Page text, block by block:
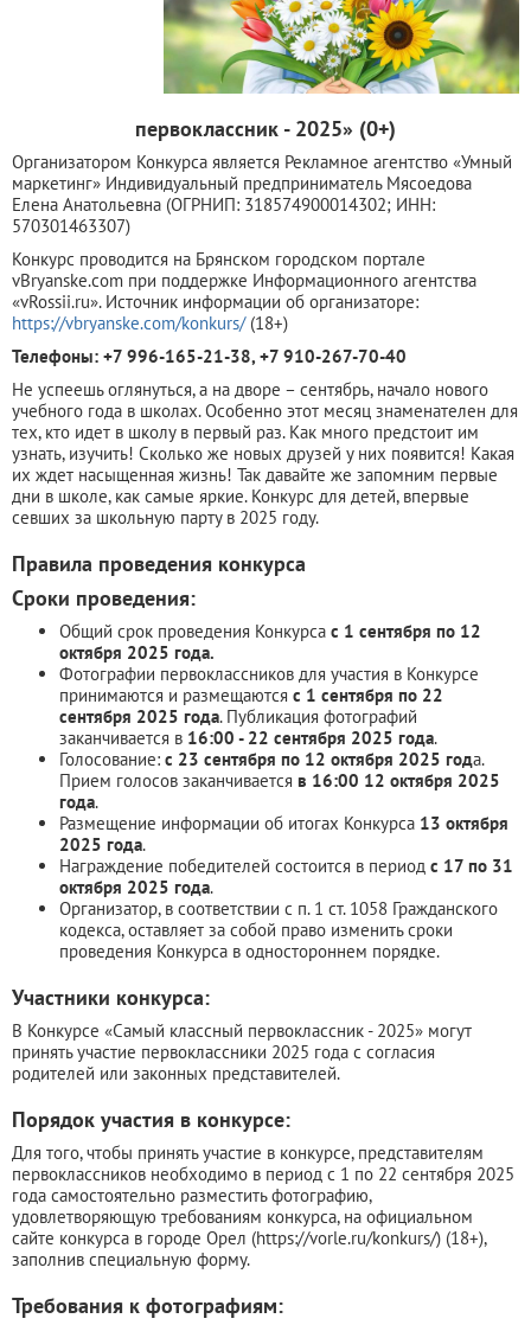
первоклассник - 2025» (0+)
Организатором Конкурса является Рекламное агентство «Умный
маркетинг» Индивидуальный предприниматель Мясоедова
Елена Анатольевна (ОГРНИП: 318574900014302; ИНН:
570301463307)
Конкурс проводится на Брянском городском портале
vBryanske.com при поддержке Информационного агентства
«vRossii.ru». Источник информации об организаторе:
https://vbryanske.com/konkurs/(18+)
Телефоны: +7 996-165-21-38, +7 910-267-70-40
Не успеешь оглянуться, а на дворе – сентябрь, начало нового
учебного года в школах. Особенно этот месяц знаменателен для
тех, кто идет в школу в первый раз. Как много предстоит им
узнать, изучить! Сколько же новых друзей у них появится! Какая
их ждет насыщенная жизнь! Так давайте же запомним первые
дни в школе, как самые яркие. Конкурс для детей, впервые
севших за школьную парту в 2025 году.
Правила проведения конкурса
Сроки проведения:
Общий срок проведения Конкурса с 1 сентября по 12
октября 2025 года.
Фотографии первоклассников для участия в Конкурсе
принимаются и размещаются с 1 сентября по 22
сентября 2025 года. Публикация фотографий
заканчивается в 16:00 - 22 сентября 2025 года.
Голосование: с 23 сентября по 12 октября 2025 года.
Прием голосов заканчивается в 16:00 12 октября 2025
года.
Размещение информации об итогах Конкурса 13 октября
2025 года.
Награждение победителей состоится в период с 17 по 31
октября 2025 года.
Организатор, в соответствии с п. 1 ст. 1058 Гражданского
кодекса, оставляет за собой право изменить сроки
проведения Конкурса в одностороннем порядке.
Участники конкурса:
В Конкурсе «Самый классный первоклассник - 2025» могут
принять участие первоклассники 2025 года с согласия
родителей или законных представителей.
Порядок участия в конкурсе:
Для того, чтобы принять участие в конкурсе, представителям
первоклассников необходимо в период с 1 по 22 сентября 2025
года самостоятельно разместить фотографию,
удовлетворяющую требованиям конкурса, на официальном
сайте конкурса в городе Орел (https://vorle.ru/konkurs/) (18+),
заполнив специальную форму.
Требования к фотографиям: